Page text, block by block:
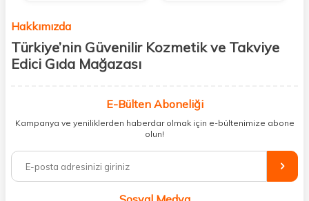
Hakkımızda
Türkiye’nin Güvenilir Kozmetik ve Takviye
Edici Gıda Mağazası
kişisel bakım hem de takviye edici gıda ürünlerini sizlerle
buluşturuyoruz. Artık mağaza mağaza dolaşmanıza gerek yok;
ihtiyacınız olan her şeyi tek bir çatı altında topluyor ve kapınıza kadar
%100 orijinal kozmetik ve sağlık ürünleriyle güzelliğinizi tamamlayabilir,
vücudunuzu desteklemek için güvenilir takviye edici gıdalara
E-Bülten Aboneliği
Kampanya ve yeniliklerden haberdar olmak için e-bültenimize abone
olun!